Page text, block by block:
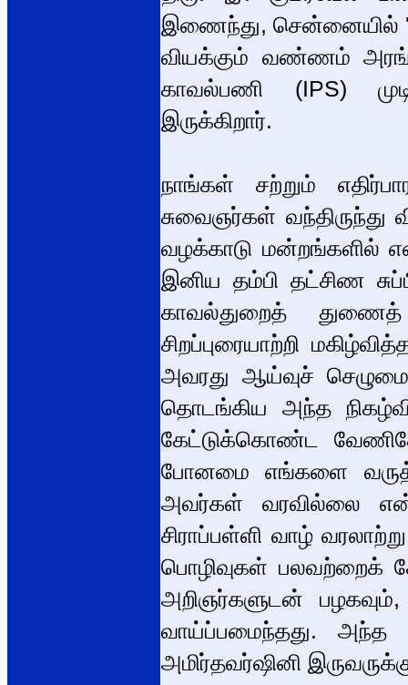
இணைந்து, சென்னையில்
வியக்கும் வண்ணம்
காவல்பணி (IPS)
இருக்கிறார்.
நாங்கள் சற்றும்
சுவைஞர்கள் வந்திருந்து
வழக்காடு மன்றங்களில்
இனிய தம்பி தட்சிண
காவல்துறைத்
சிறப்புரையாற்றி
அவரது ஆய்வுச்
தொடங்கிய அந்த
கேட்டுக்கொண்ட
போனமை எங்களை
அவர்கள் வரவில்லை
சிராப்பள்ளி வாழ்
பொழிவுகள் பலவற்றைக்
அறிஞர்களுடன்
வாய்ப்பமைந்தது. அந்த
அமிர்தவர்ஷினி